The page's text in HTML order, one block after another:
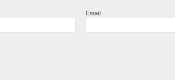
Email